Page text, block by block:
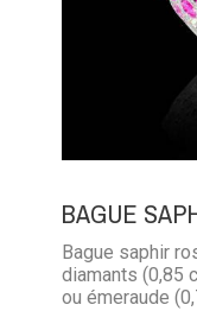
BAGUE
Bague saphir
diamants (0,85
ou émeraude